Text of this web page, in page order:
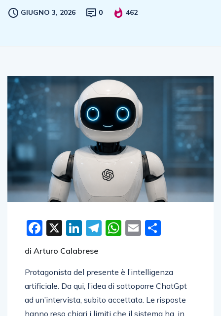
GIUGNO 3, 2026 0 462
Facebook
X LinkedIn
Telegram
WhatsApp
Email
di Arturo Calabrese
Protagonista del presente è l’intelligenza
artificiale. Da qui, l’idea di sottoporre ChatGpt
ad un’intervista, subito accettata. Le risposte
hanno reso chiari i limiti che il sistema ha, in